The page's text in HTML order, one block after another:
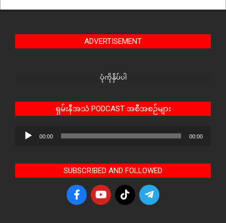
ADVERTISEMENT
ပုံကိုနှိပ်ပါ
ရှမ်းနီအသံ PODCAST အစီအစဉ်များ
Audio
00:00 00:00
SUBSCRIBED AND FOLLOWED